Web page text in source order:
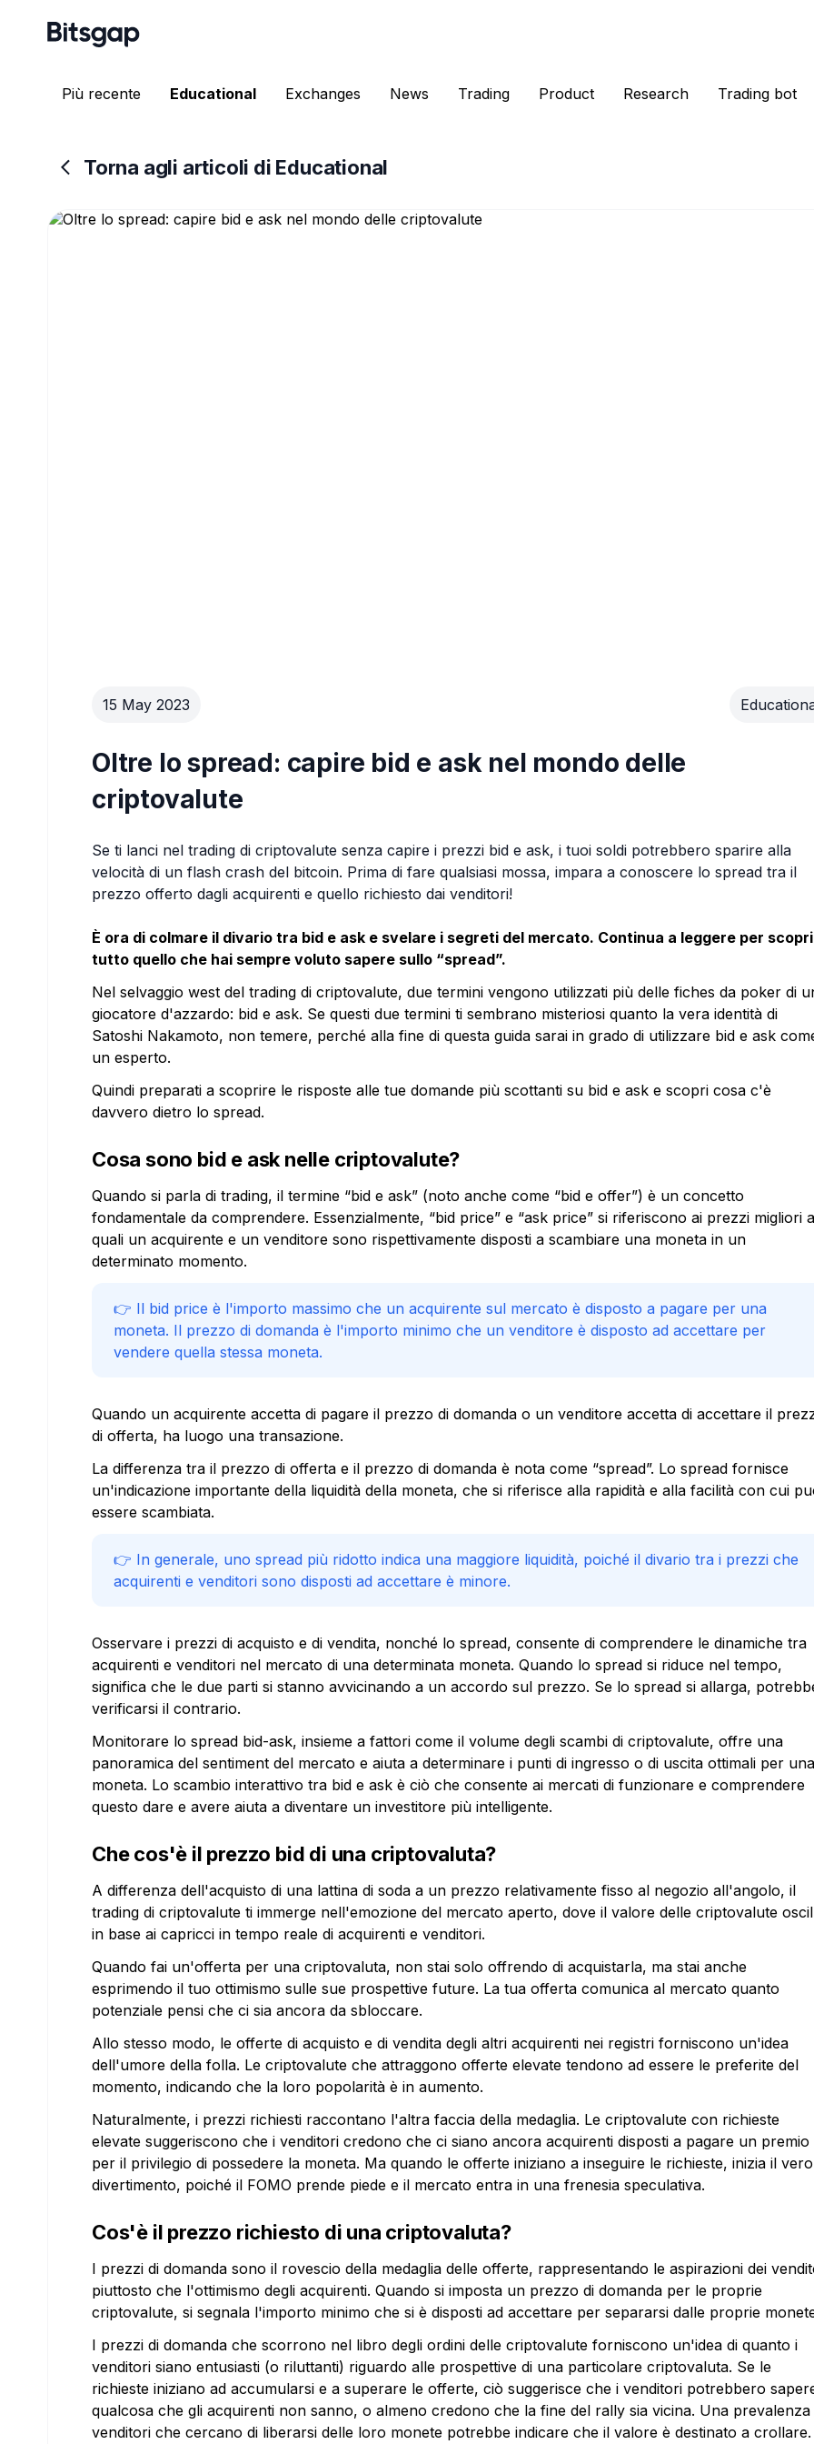
Più recente Educational Exchanges News Trading Product Research Trading bot
Torna agli articoli di Educational
15 May 2023
Oltre lo spread: capire bid e ask nel mondo delle
criptovalute
Se ti lanci nel trading di criptovalute senza capire i prezzi bid e ask, i tuoi soldi potrebbero sparire alla
velocità di un flash crash del bitcoin. Prima di fare qualsiasi mossa, impara a conoscere lo spread tra il
prezzo offerto dagli acquirenti e quello richiesto dai venditori!
È ora di colmare il divario tra bid e ask e svelare i segreti del mercato. Continua a leggere per
tutto quello che hai sempre voluto sapere sullo “spread”.
Nel selvaggio west del trading di criptovalute, due termini vengono utilizzati più delle fiches da poker di
giocatore d'azzardo: bid e ask. Se questi due termini ti sembrano misteriosi quanto la vera identità di
Satoshi Nakamoto, non temere, perché alla fine di questa guida sarai in grado di utilizzare bid e ask
un esperto.
Quindi preparati a scoprire le risposte alle tue domande più scottanti su bid e ask e scopri cosa c'è
davvero dietro lo spread.
Cosa sono bid e ask nelle criptovalute?
Quando si parla di trading, il termine “bid e ask” (noto anche come “bid e offer”) è un concetto
fondamentale da comprendere. Essenzialmente, “bid price” e “ask price” si riferiscono ai prezzi migliori
quali un acquirente e un venditore sono rispettivamente disposti a scambiare una moneta in un
determinato momento.
👉 Il bid price è l'importo massimo che un acquirente sul mercato è disposto a pagare per una
moneta. Il prezzo di domanda è l'importo minimo che un venditore è disposto ad accettare per
vendere quella stessa moneta.
Quando un acquirente accetta di pagare il prezzo di domanda o un venditore accetta di accettare il
di offerta, ha luogo una transazione.
La differenza tra il prezzo di offerta e il prezzo di domanda è nota come “spread”. Lo spread fornisce
un'indicazione importante della liquidità della moneta, che si riferisce alla rapidità e alla facilità con cui
essere scambiata.
👉 In generale, uno spread più ridotto indica una maggiore liquidità, poiché il divario tra i prezzi che
acquirenti e venditori sono disposti ad accettare è minore.
Osservare i prezzi di acquisto e di vendita, nonché lo spread, consente di comprendere le dinamiche tra
acquirenti e venditori nel mercato di una determinata moneta. Quando lo spread si riduce nel tempo,
significa che le due parti si stanno avvicinando a un accordo sul prezzo. Se lo spread si allarga,
verificarsi il contrario.
Monitorare lo spread bid-ask, insieme a fattori come il volume degli scambi di criptovalute, offre una
panoramica del sentiment del mercato e aiuta a determinare i punti di ingresso o di uscita ottimali per una
moneta. Lo scambio interattivo tra bid e ask è ciò che consente ai mercati di funzionare e comprendere
questo dare e avere aiuta a diventare un investitore più intelligente.
Che cos'è il prezzo bid di una criptovaluta?
A differenza dell'acquisto di una lattina di soda a un prezzo relativamente fisso al negozio all'angolo, il
trading di criptovalute ti immerge nell'emozione del mercato aperto, dove il valore delle criptovalute
in base ai capricci in tempo reale di acquirenti e venditori.
Quando fai un'offerta per una criptovaluta, non stai solo offrendo di acquistarla, ma stai anche
esprimendo il tuo ottimismo sulle sue prospettive future. La tua offerta comunica al mercato quanto
potenziale pensi che ci sia ancora da sbloccare.
Allo stesso modo, le offerte di acquisto e di vendita degli altri acquirenti nei registri forniscono un'idea
dell'umore della folla. Le criptovalute che attraggono offerte elevate tendono ad essere le preferite del
momento, indicando che la loro popolarità è in aumento.
Naturalmente, i prezzi richiesti raccontano l'altra faccia della medaglia. Le criptovalute con richieste
elevate suggeriscono che i venditori credono che ci siano ancora acquirenti disposti a pagare un premio
per il privilegio di possedere la moneta. Ma quando le offerte iniziano a inseguire le richieste, inizia il vero
divertimento, poiché il FOMO prende piede e il mercato entra in una frenesia speculativa.
Cos'è il prezzo richiesto di una criptovaluta?
I prezzi di domanda sono il rovescio della medaglia delle offerte, rappresentando le aspirazioni dei
piuttosto che l'ottimismo degli acquirenti. Quando si imposta un prezzo di domanda per le proprie
criptovalute, si segnala l'importo minimo che si è disposti ad accettare per separarsi dalle proprie
I prezzi di domanda che scorrono nel libro degli ordini delle criptovalute forniscono un'idea di quanto i
venditori siano entusiasti (o riluttanti) riguardo alle prospettive di una particolare criptovaluta. Se le
richieste iniziano ad accumularsi e a superare le offerte, ciò suggerisce che i venditori potrebbero
qualcosa che gli acquirenti non sanno, o almeno credono che la fine del rally sia vicina. Una prevalenza
venditori che cercano di liberarsi delle loro monete potrebbe indicare che il valore è destinato a crollare.